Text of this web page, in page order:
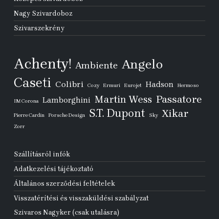
Nagy Szivardoboz
Szivarszekrény
Achenty! Ambiente Angelo
Caseti Colibri Cozy Ermuri Eurojet Hadson Hermoso
IM Corona Lamborghini Martin Wess Passatore
Pierre Cardin Porsche Design S.T. Dupont Sky Xikar
Zorr
Szállításról infók
Adatkezelési tájékoztató
Általános szerződési feltételek
Visszatérítési és visszaküldési szabályzat
Szivaros Nagyker (csak utalásra)